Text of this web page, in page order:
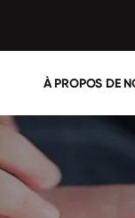
À PROPOS DE